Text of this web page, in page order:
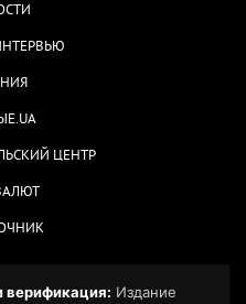
ЦЕНТР
верификация: Издание